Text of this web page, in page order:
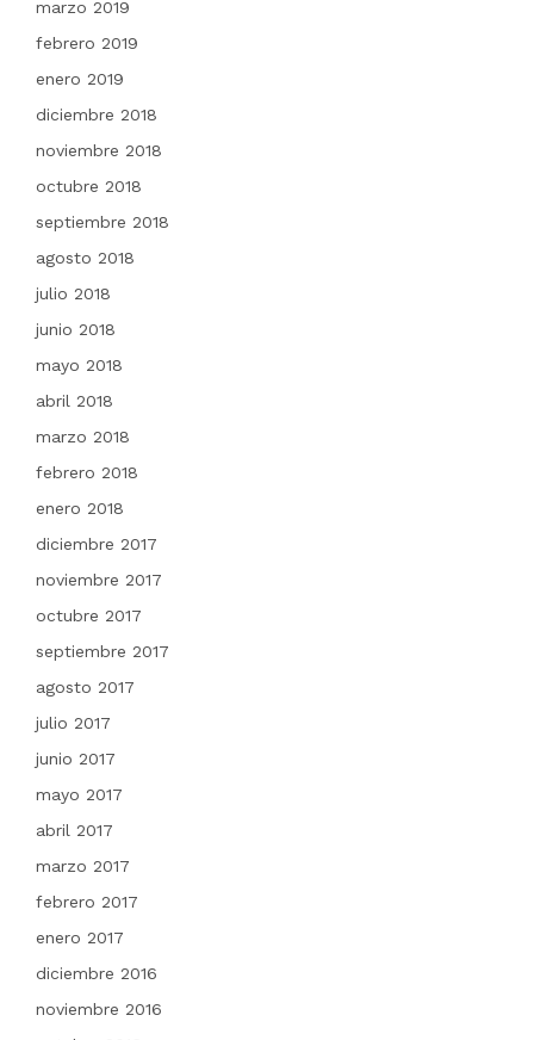
marzo 2019
febrero 2019
enero 2019
diciembre 2018
noviembre 2018
octubre 2018
septiembre 2018
agosto 2018
julio 2018
junio 2018
mayo 2018
abril 2018
marzo 2018
febrero 2018
enero 2018
diciembre 2017
noviembre 2017
octubre 2017
septiembre 2017
agosto 2017
julio 2017
junio 2017
mayo 2017
abril 2017
marzo 2017
febrero 2017
enero 2017
diciembre 2016
noviembre 2016